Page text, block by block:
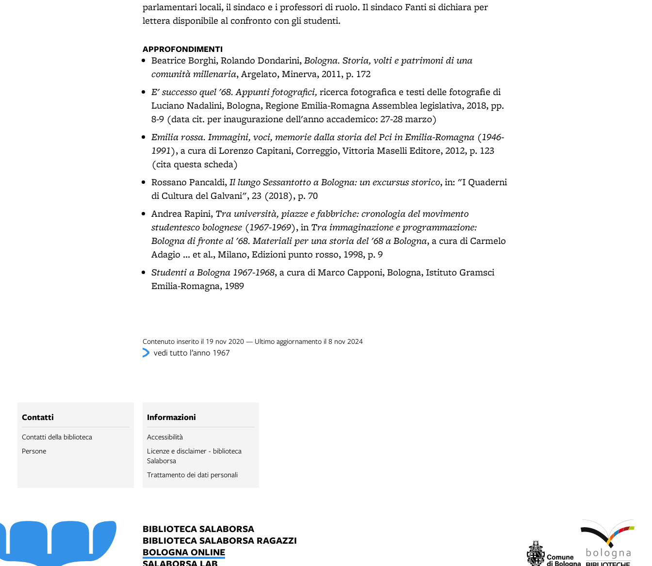
parlamentari locali, il sindaco e i professori di ruolo. Il sindaco Fanti si dichiara per
lettera disponibile al confronto con gli studenti.
APPROFONDIMENTI
Beatrice Borghi, Rolando Dondarini,Bologna. Storia, volti e patrimoni di una
comunità millenaria, Argelato, Minerva, 2011, p. 172
E' successo quel '68. Appunti fotografici, ricerca fotografica e testi delle fotografie di
Luciano Nadalini, Bologna, Regione Emilia-Romagna Assemblea legislativa, 2018, pp.
8-9 (data cit. per inaugurazione dell'anno accademico: 27-28 marzo)
Emilia rossa. Immagini, voci, memorie dalla storia del Pci in Emilia-Romagna (1946-
1991), a cura di Lorenzo Capitani, Correggio, Vittoria Maselli Editore, 2012, p. 123
(cita questa scheda)
Rossano Pancaldi,Il lungo Sessantotto a Bologna: un excursus storico, in: "I Quaderni
di Cultura del Galvani", 23 (2018), p. 70
Andrea Rapini, Tra università, piazze e fabbriche: cronologia del movimento
studentesco bolognese (1967-1969), inTra immaginazione e programmazione:
Bologna di fronte al '68. Materiali per una storia del '68 a Bologna, a cura di Carmelo
Adagio ... et al., Milano, Edizioni punto rosso, 1998, p. 9
Studenti a Bologna 1967-1968, a cura di Marco Capponi, Bologna, Istituto Gramsci
Emilia-Romagna, 1989
Contenuto inserito il 19 nov 2020 — Ultimo aggiornamento il 8 nov 2024
vedi tutto l’anno 1967
Contatti
Contatti della biblioteca
Persone
Informazioni
Accessibilità
Licenze e disclaimer - biblioteca
Salaborsa
Trattamento dei dati personali
BIBLIOTECA SALABORSA
BIBLIOTECA SALABORSA RAGAZZI
BOLOGNA ONLINE
SALABORSA LAB